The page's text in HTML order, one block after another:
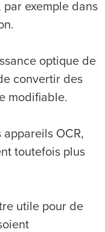
par exemple dans
optique de
convertir des
modifiable.
OCR,
toutefois plus
utile pour de